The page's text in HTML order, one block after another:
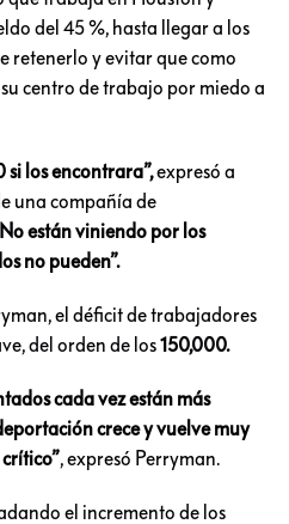
del 45 %, hasta llegar a los
retenerlo y evitar que como
centro de trabajo por miedo a
los encontrara”,expresó a
una compañía de
están viniendo por los
no pueden”.
el déficit de trabajadores
del orden de los150,000.
cada vez están más
crece y vuelve muy
, expresó Perryman.
el incremento de los